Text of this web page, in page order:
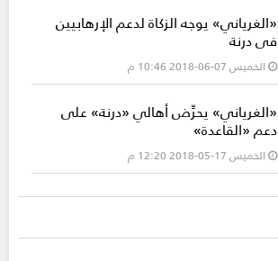
«الغرياني» يوجه الزكاة لدعم الإرهابيين
في درنة
الخميس 07-06-2018 10:46 م
«الغرياني» يحرِّض أهالي «درنة» على
دعم «القاعدة»
الخميس 17-05-2018 12:20 م